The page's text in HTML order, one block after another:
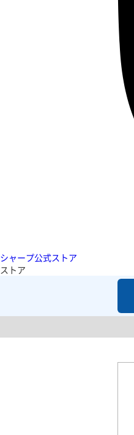
シャープ公式ストア
ストア